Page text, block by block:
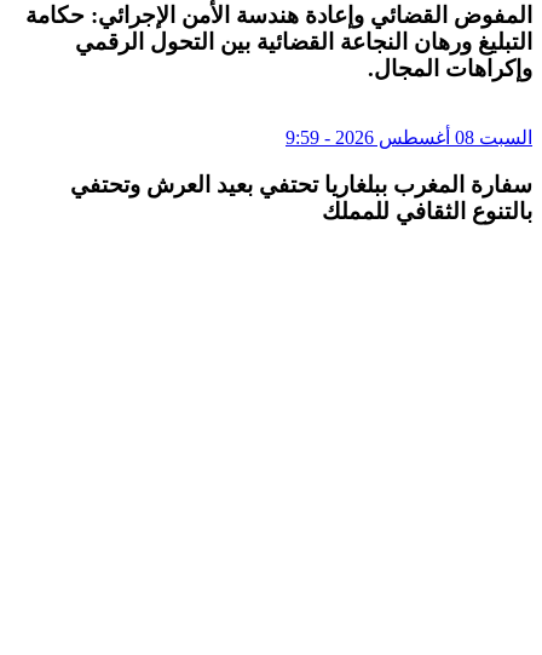
المفوض القضائي وإعادة هندسة الأمن الإجرائي: حكامة
التبليغ ورهان النجاعة القضائية بين التحول الرقمي
وإكراهات المجال.
السبت 08 أغسطس 2026 - 9:59
سفارة المغرب ببلغاريا تحتفي بعيد العرش وتحتفي
بالتنوع الثقافي للمملك